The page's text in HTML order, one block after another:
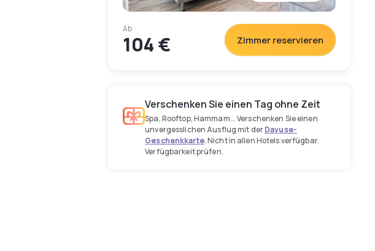
Ab
104 € Zimmer reservieren
Verschenken Sie einen Tag ohne Zeit
Spa, Rooftop, Hammam... Verschenken Sie einen
unvergesslichen Ausflug mit derDayuse-
Geschenkkarte. Nicht in allen Hotels verfügbar.
Verfügbarkeit prüfen.